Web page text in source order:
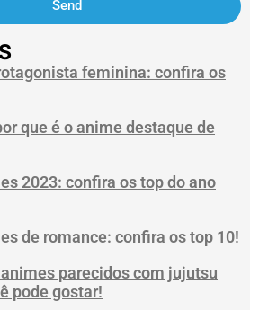
Send
feminina: confira os
que é o anime destaque de
2023: confira os top do ano
de romance: confira os top 10!
parecidos com jujutsu
pode gostar!